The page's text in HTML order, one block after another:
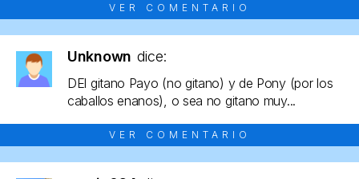
VER COMENTARIO
Unknown dice:
DEl gitano Payo (no gitano) y de Pony (por los
caballos enanos), o sea no gitano muy...
VER COMENTARIO